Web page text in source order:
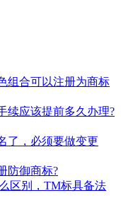
组合可以注册为商标
续应该提前多久办理?
了，必须要做变更
防御商标?
区别，TM标具备法